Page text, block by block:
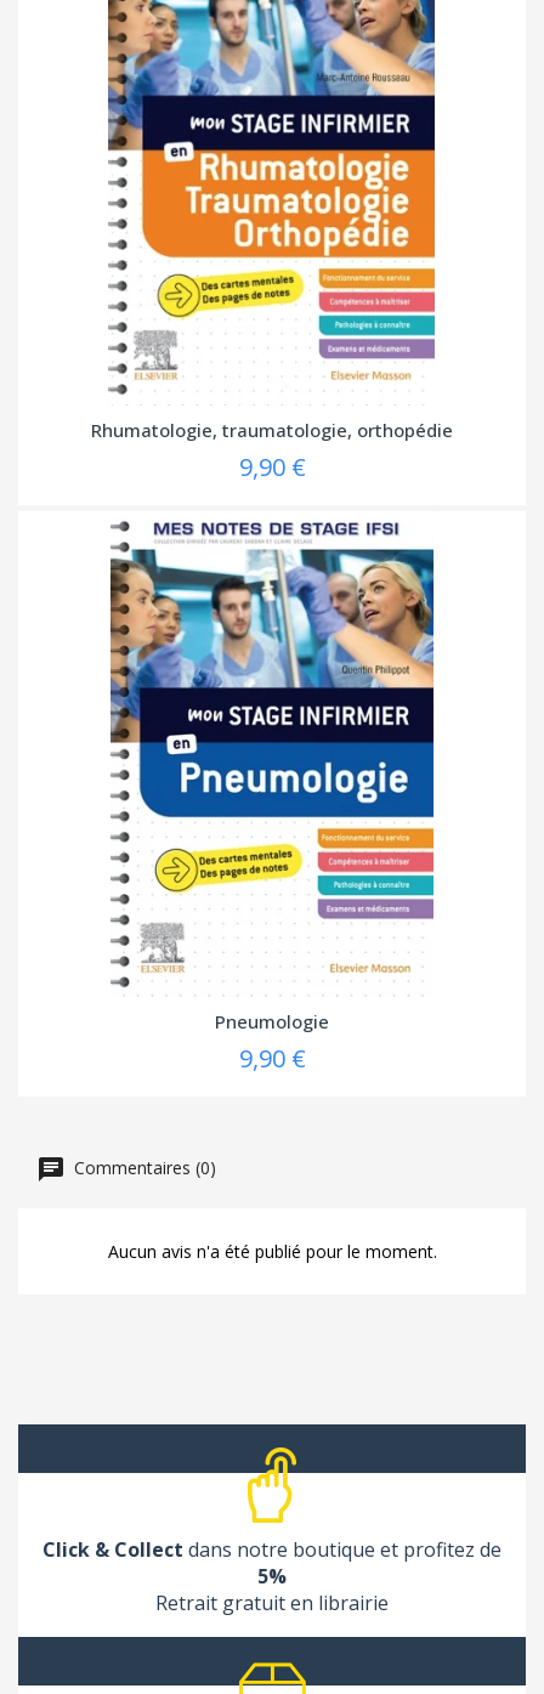
Rhumatologie, traumatologie, orthopédie
9,90 €
Pneumologie
9,90 €
Commentaires (0)
Aucun avis n'a été publié pour le moment.
Click & Collect dans notre boutique et profitez de
5%
Retrait gratuit en librairie